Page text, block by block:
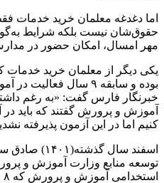
اما دغدغه معلمان خرید خدمات
حقوق‌شان نیست بلکه شرایط
مهر امسال، امکان حضور در
یکی دیگر از معلمان خرید
بوده و سابقه ۹ سال
خبرنگار فارس گفت: «به رغم
آموزش و پرورش گفتند که باید
کنیم اما در این آزمون پذیرفته
اسفند سال
توسعه منابع وزارت آموزش و